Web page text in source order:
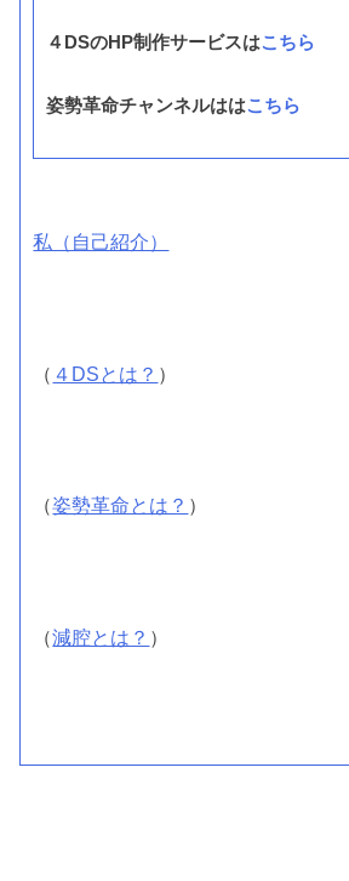
４DSのHP制作サービスはこちら
姿勢革命チャンネルははこちら
私（自己紹介）
（ ４DSとは？ ）
（姿勢革命とは？ ）
（減腔とは？ ）